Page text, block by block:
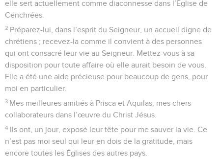
elle sert actuellement comme diaconnesse dans l’Église de
Cenchrées.
2 Préparez-lui, dans l’esprit du Seigneur, un accueil digne de
chrétiens ; recevez-la comme il convient à des personnes
qui ont consacré leur vie au Seigneur. Mettez-vous à sa
disposition pour toute affaire où elle aurait besoin de vous.
Elle a été une aide précieuse pour beaucoup de gens, pour
moi en particulier.
3 Mes meilleures amitiés à Prisca et Aquilas, mes chers
collaborateurs dans l’œuvre du Christ Jésus.
4 Ils ont, un jour, exposé leur tête pour me sauver la vie. Ce
n’est pas moi seul qui leur en dois de la gratitude, mais
encore toutes les Églises des autres pays.